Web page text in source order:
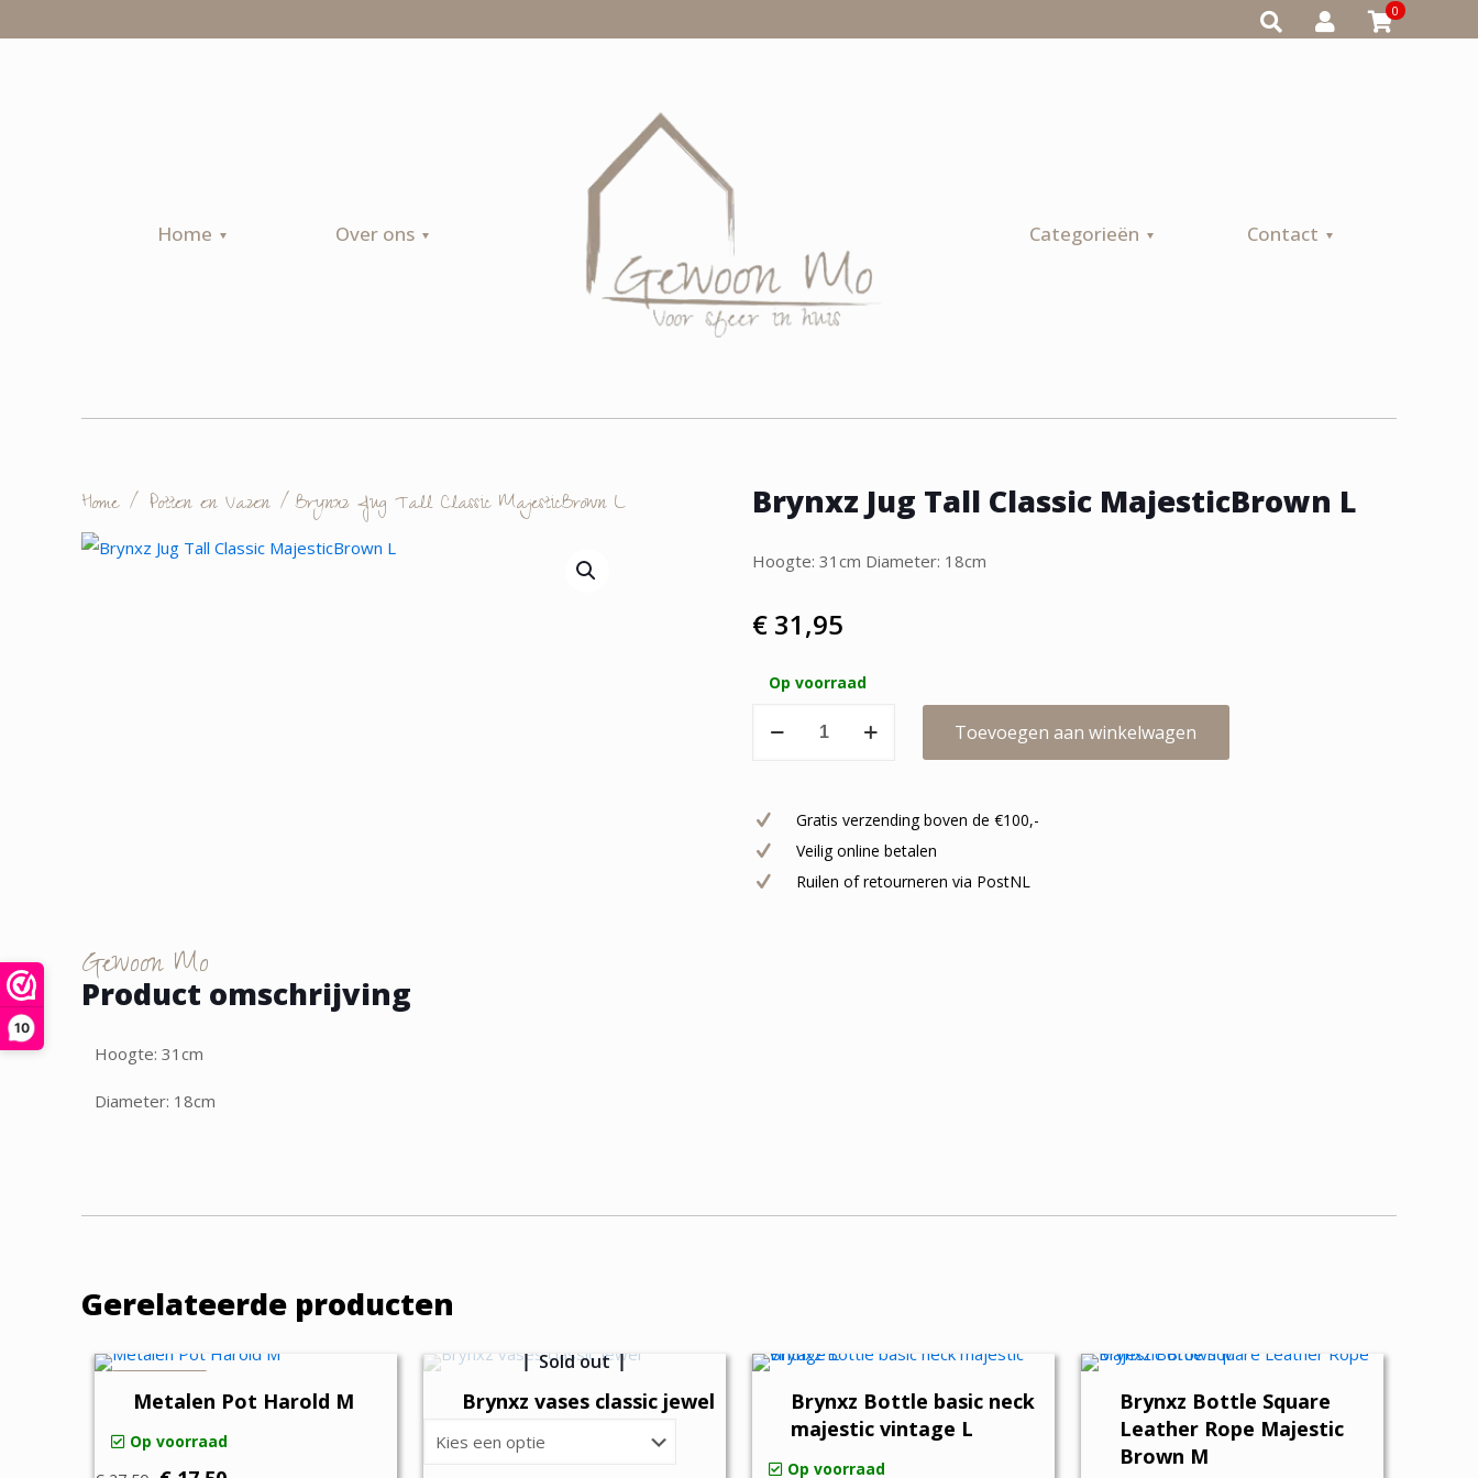
10
0
Home Over ons Categorieën Contact
Home / Potten en Vazen /Brynxz Jug Tall Classic MajesticBrown L Brynxz Jug Tall Classic MajesticBrown L
Hoogte: 31cm Diameter: 18cm
€ 31,95
Op voorraad
Classic
MajesticBrown
Toevoegen aan winkelwagen
Gratis verzending boven de €100,-
Veilig online betalen
Ruilen of retourneren via PostNL
Gewoon Mo
Product omschrijving
Hoogte: 31cm
Diameter: 18cm
Gerelateerde producten
Metalen Pot Harold M
Op voorraad
Sold out
Brynxz vases classic jewel
Brynxz Bottle basic neck
majestic vintage L
Op voorraad
Brynxz Bottle Square
Leather Rope Majestic
Brown M